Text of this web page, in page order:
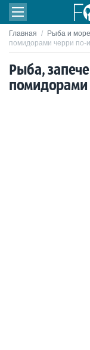
Главная / Рыба и
помидорами черри по-
Рыба,
помидорами